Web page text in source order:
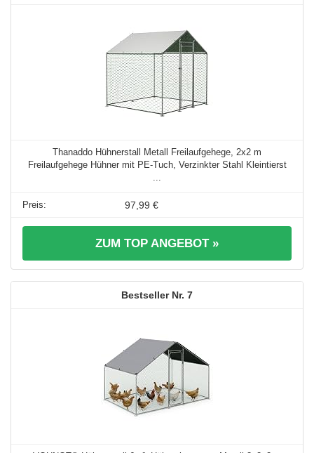
Thanaddo Hühnerstall Metall Freilaufgehege, 2x2 m
Freilaufgehege Hühner mit PE-Tuch, Verzinkter Stahl Kleintierst
...
97,99 €
ZUM TOP ANGEBOT »
7